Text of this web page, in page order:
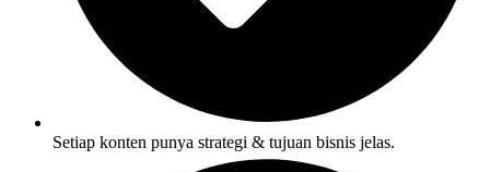
Setiap konten punya strategi & tujuan bisnis jelas.